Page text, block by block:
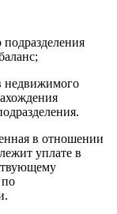
недвижимого
в отношении
уплате в
по